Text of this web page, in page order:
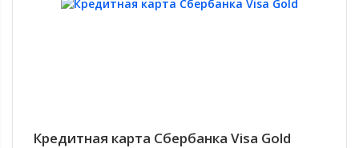
Кредитная карта Сбербанка Visa Gold